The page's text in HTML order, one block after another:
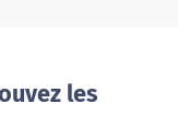
les